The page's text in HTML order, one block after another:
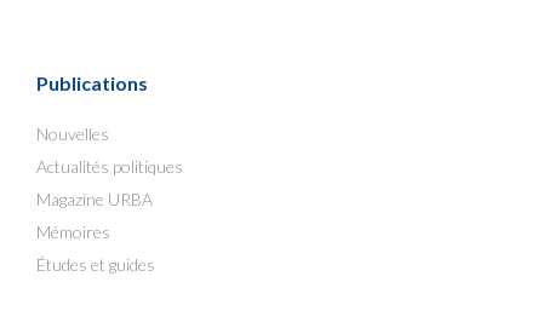
Publications
Nouvelles
Actualités politiques
Magazine URBA
Mémoires
Études et guides